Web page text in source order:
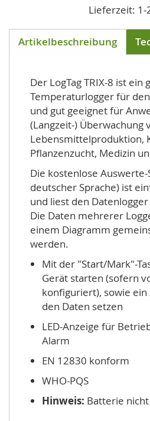
Lieferzeit: 1-
Artikelbeschreibung
Der LogTag TRIX-8 ist ein
Temperaturlogger für
und gut geeignet für
(Langzeit-) Überwachung
Lebensmittelproduktion,
Pflanzenzucht, Medizin
Die kostenlose
deutscher Sprache) ist
und liest den
Die Daten mehrerer
einem Diagramm
werden.
Mit der "Start/Mark"-
Gerät starten (sofern
konfiguriert), sowie
den Daten setzen
LED-Anzeige für
Alarm
EN 12830 konform
WHO-PQS
Hinweis: Batterie